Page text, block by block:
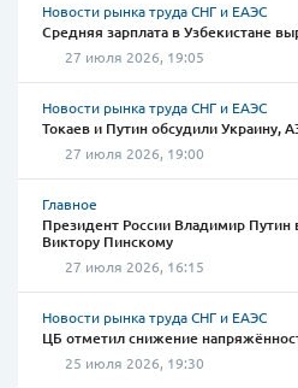
Новости рынка труда СНГ и ЕАЭС
Средняя зарплата в Узбекистане
27 июля 2026, 19:05
Новости рынка труда СНГ и ЕАЭС
Токаев и Путин обсудили Украину,
27 июля 2026, 19:00
Главное
Президент России Владимир
Виктору Пинскому
27 июля 2026, 16:15
Новости рынка труда СНГ и ЕАЭС
ЦБ отметил снижение
25 июля 2026, 19:30